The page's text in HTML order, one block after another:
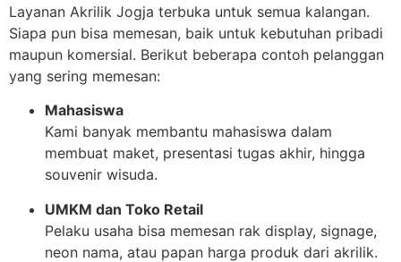
Layanan Akrilik Jogja terbuka untuk semua kalangan.
Siapa pun bisa memesan, baik untuk kebutuhan pribadi
maupun komersial. Berikut beberapa contoh pelanggan
yang sering memesan:
Mahasiswa
Kami banyak membantu mahasiswa dalam
membuat maket, presentasi tugas akhir, hingga
souvenir wisuda.
UMKM dan Toko Retail
Pelaku usaha bisa memesan rak display, signage,
neon nama, atau papan harga produk dari akrilik.